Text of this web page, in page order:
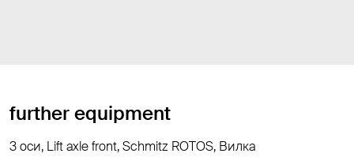
further equipment
3 оси, Lift axle front, Schmitz ROTOS, Вилка